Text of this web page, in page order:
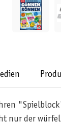
nur der